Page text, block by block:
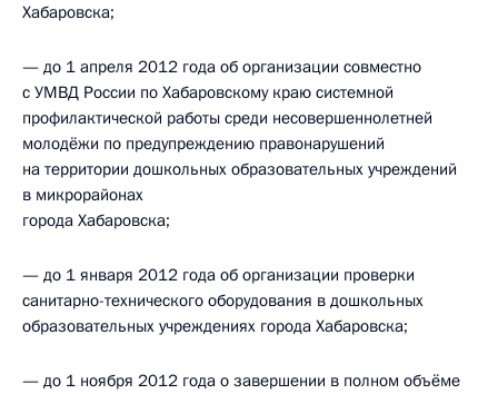
Хабаровска;
— до 1 апреля 2012 года об организации совместно
с УМВД России по Хабаровскому краю системной
профилактической работы среди несовершеннолетней
молодёжи по предупреждению правонарушений
на территории дошкольных образовательных учреждений
в микрорайонах
города Хабаровска;
— до 1 января 2012 года об организации проверки
санитарно-технического оборудования в дошкольных
образовательных учреждениях города Хабаровска;
— до 1 ноября 2012 года о завершении в полном объёме